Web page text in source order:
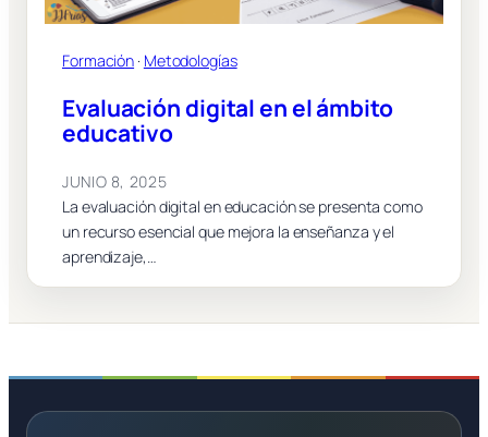
Formación · Metodologías
Evaluación digital en el ámbito
educativo
JUNIO 8, 2025
La evaluación digital en educación se presenta como
un recurso esencial que mejora la enseñanza y el
aprendizaje,…